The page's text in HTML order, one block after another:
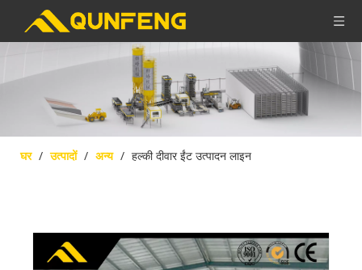
घर / उत्पादों / अन्य / हल्की दीवार ईंट उत्पादन लाइन